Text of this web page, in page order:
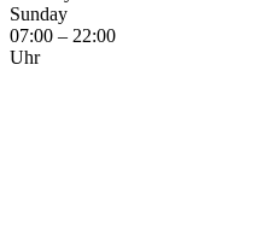
Sunday
07:00 – 22:00
Uhr